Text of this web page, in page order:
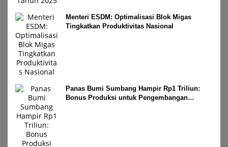
Menteri ESDM: Optimalisasi Blok Migas
Tingkatkan Produktivitas Nasional
Panas Bumi Sumbang Hampir Rp1 Triliun:
Bonus Produksi untuk Pengembangan